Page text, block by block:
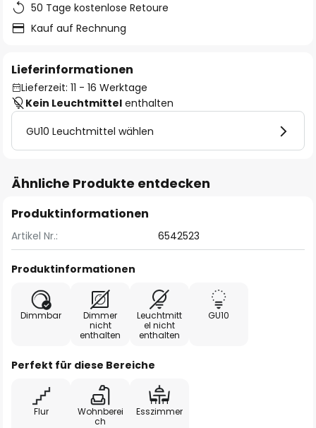
50 Tage kostenlose Retoure
Kauf auf Rechnung
Lieferinformationen
Lieferzeit: 11 - 16 Werktage
Kein Leuchtmittel enthalten
GU10 Leuchtmittel wählen
Ähnliche Produkte entdecken
Produktinformationen
Artikel Nr.: 6542523
Produktinformationen
Dimmbar
Dimmer
nicht
enthalten
Leuchtmitt
el nicht
enthalten
GU10
Perfekt für diese Bereiche
Flur
Wohnberei
ch
Esszimmer